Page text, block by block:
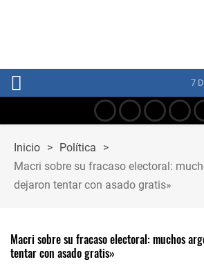
7
Inicio > Política
>
Macri sobre su fracaso electoral:
dejaron tentar con asado gratis»
Macri sobre su fracaso electoral: muchos
tentar con asado gratis»